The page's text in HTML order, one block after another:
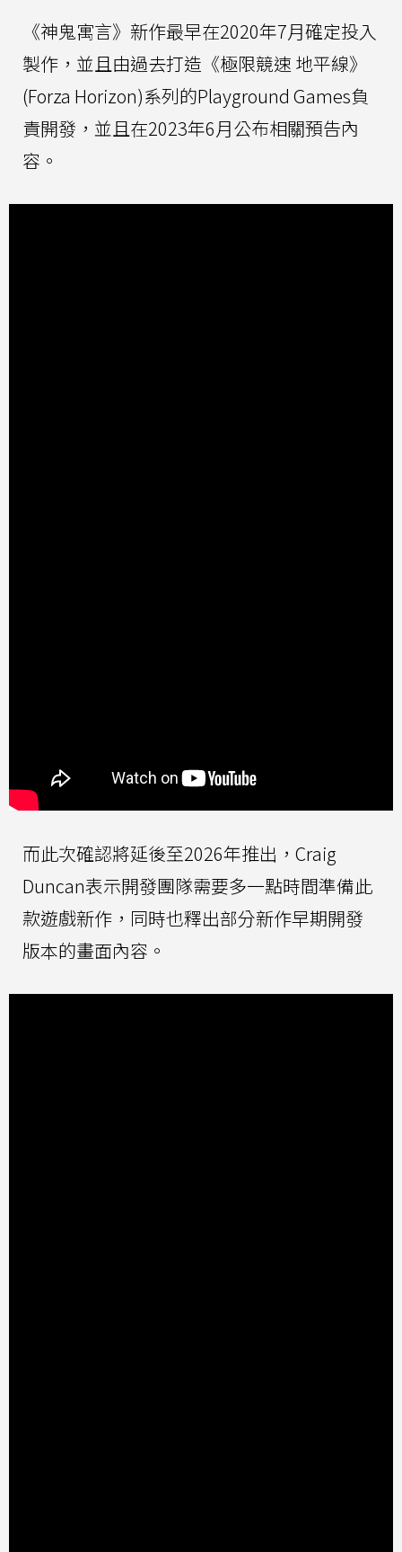
《神鬼寓言》新作最早在2020年7月確定投入
製作，並且由過去打造《極限競速 地平線》
(Forza Horizon)系列的Playground Games負
責開發，並且在2023年6月公布相關預告內
容。
而此次確認將延後至2026年推出，Craig
Duncan表示開發團隊需要多一點時間準備此
款遊戲新作，同時也釋出部分新作早期開發
版本的畫面內容。